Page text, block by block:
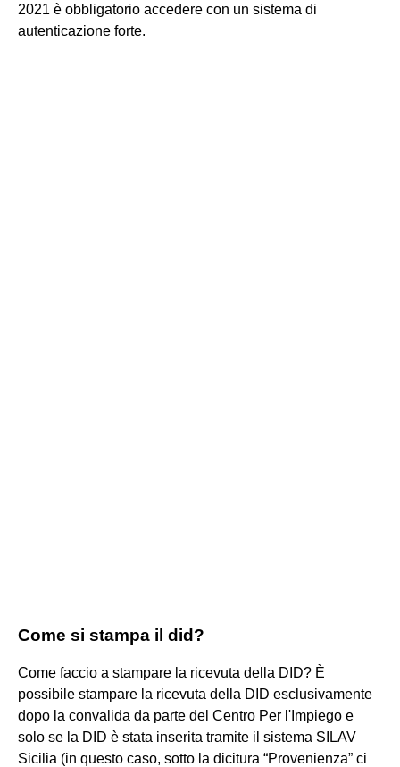
2021 è obbligatorio accedere con un sistema di
autenticazione forte.
Come si stampa il did?
Come faccio a stampare la ricevuta della DID? È
possibile stampare la ricevuta della DID esclusivamente
dopo la convalida da parte del Centro Per l'Impiego e
solo se la DID è stata inserita tramite il sistema SILAV
Sicilia (in questo caso, sotto la dicitura “Provenienza” ci